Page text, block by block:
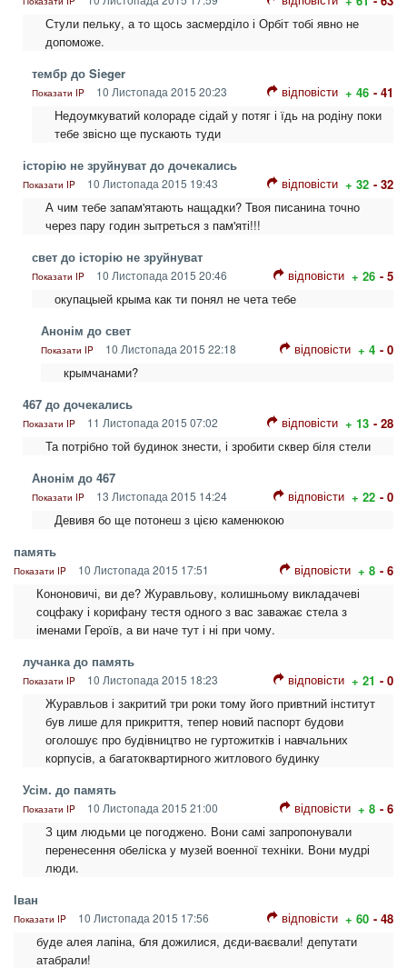
Стули пельку, а то щось засмерділо і Орбіт тобі явно не
допоможе.
тембр до Sieger
Показати IP 10 Листопада 2015 20:23 відповісти + 46 - 41
Недоумкуватий колораде сідай у потяг і їдь на родіну поки
тебе звісно ще пускають туди
історію не зруйнуват до дочекались
Показати IP 10 Листопада 2015 19:43 відповісти + 32 - 32
А чим тебе запам'ятають нащадки? Твоя писанина точно
через пару годин зытреться з пам'яті!!!
свет до історію не зруйнуват
Показати IP 10 Листопада 2015 20:46 відповісти + 26 - 5
окупацыей крыма как ти понял не чета тебе
Анонім до свет
Показати IP 10 Листопада 2015 22:18 відповісти + 4 - 0
крымчанами?
467 до дочекались
Показати IP 11 Листопада 2015 07:02 відповісти + 13 - 28
Та потрібно той будинок знести, і зробити сквер біля стели
Анонім до 467
Показати IP 13 Листопада 2015 14:24 відповісти + 22 - 0
Девивя бо ще потонеш з цією каменюкою
память
Показати IP 10 Листопада 2015 17:51 відповісти + 8 - 6
Кононовичі, ви де? Журавльову, колишньому викладачеві
соцфаку і корифану тестя одного з вас заважає стела з
іменами Героїв, а ви наче тут і ні при чому.
лучанка до память
Показати IP 10 Листопада 2015 18:23 відповісти + 21 - 0
Журавльов і закритий три роки тому його привтний інститут
був лише для прикриття, тепер новий паспорт будови
оголошує про будівництво не гуртожитків і навчальних
корпусів, а багатоквартирного житлового будинку
Усім. до память
Показати IP 10 Листопада 2015 21:00 відповісти + 8 - 6
З цим людьми це погоджено. Вони самі запропонували
перенесення обеліска у музей военної техніки. Вони мудрі
люди.
Іван
Показати IP 10 Листопада 2015 17:56 відповісти + 60 - 48
буде алея лапіна, бля дожилися, дєди-ваєвали! депутати
атабрали!